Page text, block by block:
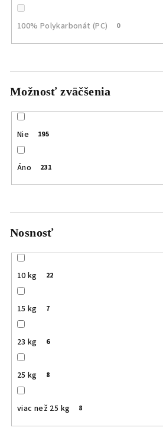
100% Polykarbonát (PC) 0
Možnosť zväčšenia
Nie 195
Áno 231
Nosnosť
10 kg 22
15 kg 7
23 kg 6
25 kg 8
viac než 25 kg 8